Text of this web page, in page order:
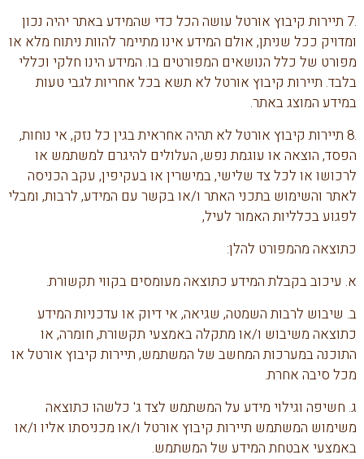
.7 תיירות קיבוץ אורטל עושה הכל כדי שהמידע באתר יהיה נכון
ומדויק ככל שניתן, אולם המידע אינו מתיימר להוות ניתוח מלא או
מפורט של כלל הנושאים המפורטים בו. המידע הינו חלקי וכללי
בלבד. תיירות קיבוץ אורטל לא תשא בכל אחריות לגבי טעות
במידע המוצג באתר.
.8 תיירות קיבוץ אורטל לא תהיה אחראית בגין כל נזק, אי נוחות,
הפסד, הוצאה או עוגמת נפש, העלולים להיגרם למשתמש או
לרכושו או לכל צד שלישי, במישרין או בעקיפין, עקב הכניסה
לאתר והשימוש בתכני האתר ו/או בקשר עם המידע, לרבות, ומבלי
לפגוע בכלליות האמור לעיל,
כתוצאה מהמפורט להלן:
א. עיכוב בקבלת המידע כתוצאה מעומסים בקווי תקשורת.
ב. שיבוש לרבות השמטה, שגיאה, אי דיוק או עדכניות המידע
כתוצאה משיבוש ו/או מתקלה באמצעי תקשורת, חומרה, או
התוכנה במערכות המחשב של המשתמש, תיירות קיבוץ אורטל או
מכל סיבה אחרת.
ג. חשיפה וגילוי מידע על המשתמש לצד ג' כלשהו כתוצאה
משימוש המשתמש תיירות קיבוץ אורטל ו/או מכניסתו אליו ו/או
באמצעי אבטחת המידע של המשתמש.